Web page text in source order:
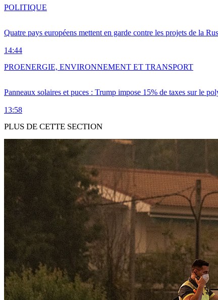
Quatre pays européens mettent en garde contre les projets de la
14:44
POLITIQUE
Panneaux solaires et puces : Trump impose 15% de taxes sur le
13:58
PROENERGIE, ENVIRONNEMENT ET TRANSPORT
PLUS DE CETTE SECTION